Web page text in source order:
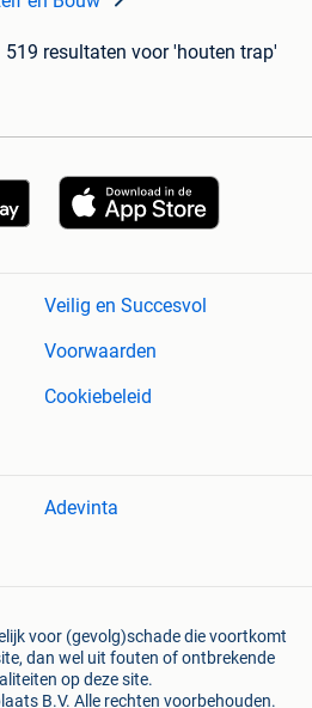
519 resultaten voor 'houten trap'
Veilig en Succesvol
Voorwaarden
Cookiebeleid
Adevinta
voor (gevolg)schade die voortkomt
dan wel uit fouten of ontbrekende
op deze site.
B.V. Alle rechten voorbehouden.